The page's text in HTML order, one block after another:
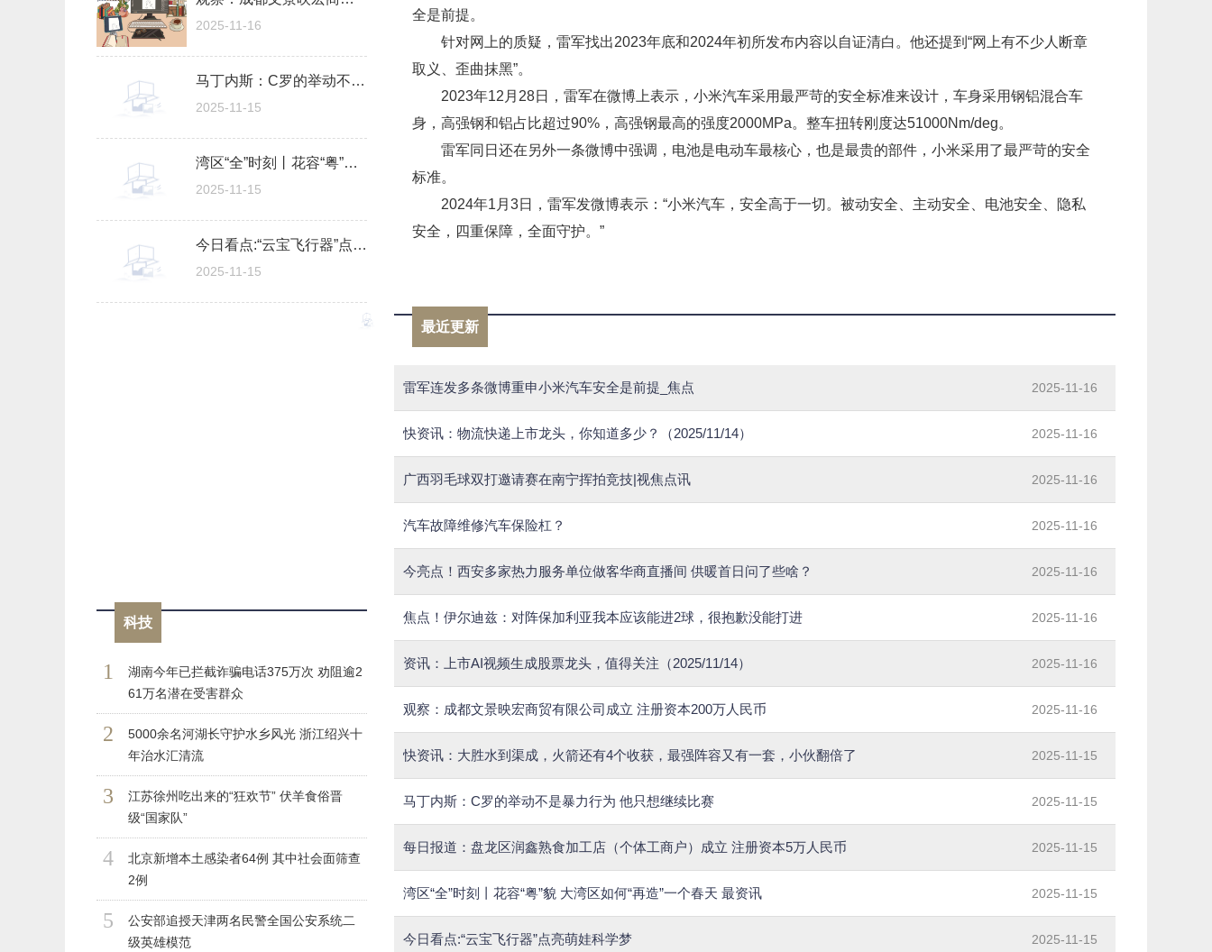
2025-11-16
马丁内斯：C罗的举动不是暴力行为 他只想继续比赛
2025-11-15
湾区“全”时刻丨花容“粤”貌 大湾区如何“再造”一个春天 最资讯
2025-11-15
今日看点:“云宝飞行器”点亮萌娃科学梦
2025-11-15
科技
1
湖南今年已拦截诈骗电话375万次 劝阻逾2
61万名潜在受害群众
2
5000余名河湖长守护水乡风光 浙江绍兴十
年治水汇清流
3
江苏徐州吃出来的“狂欢节” 伏羊食俗晋
级“国家队”
4
北京新增本土感染者64例 其中社会面筛查
2例
5
公安部追授天津两名民警全国公安系统二
级英雄模范
全是前提。
针对网上的质疑，雷军找出2023年底和2024年初所发布内容以自证清白。他还提到“网上有不少人断章
取义、歪曲抹黑”。
2023年12月28日，雷军在微博上表示，小米汽车采用最严苛的安全标准来设计，车身采用钢铝混合车
身，高强钢和铝占比超过90%，高强钢最高的强度2000MPa。整车扭转刚度达51000Nm/deg。
雷军同日还在另外一条微博中强调，电池是电动车最核心，也是最贵的部件，小米采用了最严苛的安全
标准。
2024年1月3日，雷军发微博表示：“小米汽车，安全高于一切。被动安全、主动安全、电池安全、隐私
安全，四重保障，全面守护。”
最近更新
雷军连发多条微博重申小米汽车安全是前提_焦点 2025-11-16
快资讯：物流快递上市龙头，你知道多少？（2025/11/14） 2025-11-16
广西羽毛球双打邀请赛在南宁挥拍竞技|视焦点讯 2025-11-16
汽车故障维修汽车保险杠？ 2025-11-16
今亮点！西安多家热力服务单位做客华商直播间 供暖首日问了些啥？ 2025-11-16
焦点！伊尔迪兹：对阵保加利亚我本应该能进2球，很抱歉没能打进 2025-11-16
资讯：上市AI视频生成股票龙头，值得关注（2025/11/14） 2025-11-16
观察：成都文景映宏商贸有限公司成立 注册资本200万人民币 2025-11-16
快资讯：大胜水到渠成，火箭还有4个收获，最强阵容又有一套，小伙翻倍了 2025-11-15
马丁内斯：C罗的举动不是暴力行为 他只想继续比赛 2025-11-15
每日报道：盘龙区润鑫熟食加工店（个体工商户）成立 注册资本5万人民币 2025-11-15
湾区“全”时刻丨花容“粤”貌 大湾区如何“再造”一个春天 最资讯 2025-11-15
今日看点:“云宝飞行器”点亮萌娃科学梦 2025-11-15